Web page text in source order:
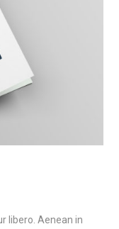
libero. Aenean in